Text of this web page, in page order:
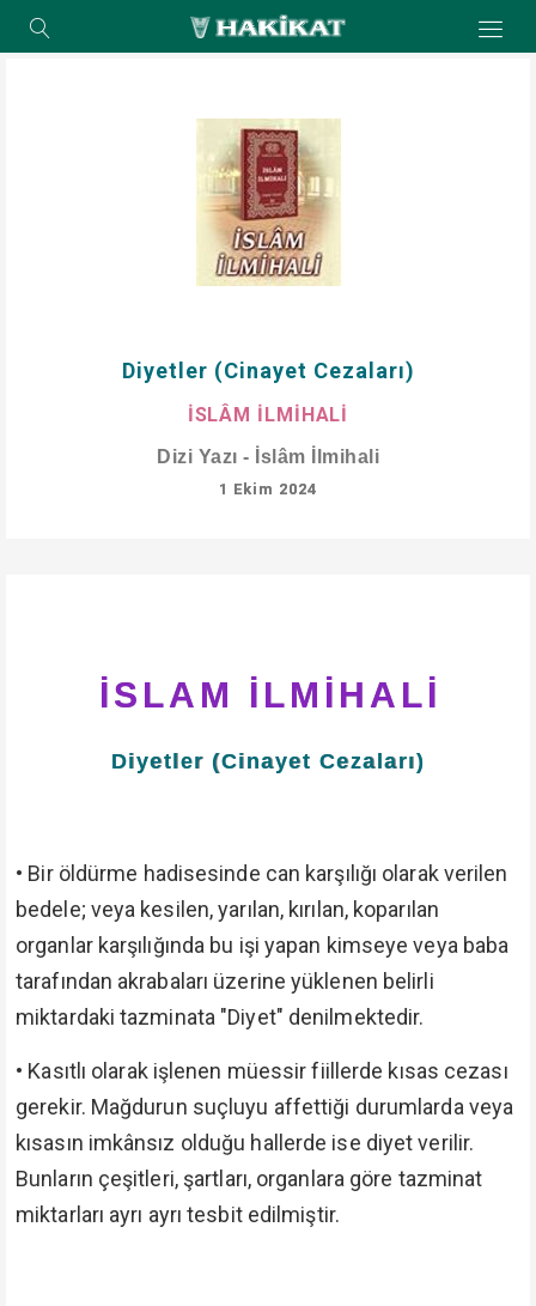
Diyetler (Cinayet Cezaları)
İSLÂM İLMİHALİ
Dizi Yazı - İslâm İlmihali
1 Ekim 2024
İSLAM İLMİHALİ
Diyetler (Cinayet Cezaları)
• Bir öldürme hadisesinde can karşılığı olarak verilen
bedele; veya kesilen, yarılan, kırılan, koparılan
organlar karşılığında bu işi yapan kimseye veya baba
tarafından akrabaları üzerine yüklenen belirli
miktardaki tazminata "Diyet" denilmektedir.
• Kasıtlı olarak işlenen müessir fiillerde kısas cezası
gerekir. Mağdurun suçluyu affettiği durumlarda veya
kısasın imkânsız olduğu hallerde ise diyet verilir.
Bunların çeşitleri, şartları, organlara göre tazminat
miktarları ayrı ayrı tesbit edilmiştir.